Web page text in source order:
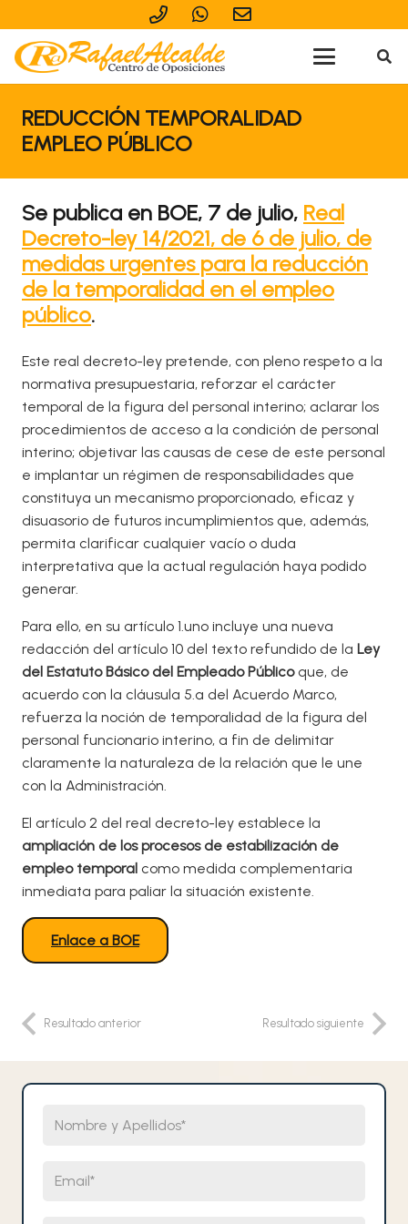
REDUCCIÓN TEMPORALIDAD
EMPLEO PÚBLICO
Se publica en BOE, 7 de julio, Real
Decreto-ley 14/2021, de 6 de julio, de
medidas urgentes para la reducción
de la temporalidad en el empleo
público.
Este real decreto-ley pretende, con pleno respeto a la
normativa presupuestaria, reforzar el carácter
temporal de la figura del personal interino; aclarar los
procedimientos de acceso a la condición de personal
interino; objetivar las causas de cese de este personal
e implantar un régimen de responsabilidades que
constituya un mecanismo proporcionado, eficaz y
disuasorio de futuros incumplimientos que, además,
permita clarificar cualquier vacío o duda
interpretativa que la actual regulación haya podido
generar.
Para ello, en su artículo 1.uno incluye una nueva
redacción del artículo 10 del texto refundido de la Ley
del Estatuto Básico del Empleado Públicoque, de
acuerdo con la cláusula 5.ª del Acuerdo Marco,
refuerza la noción de temporalidad de la figura del
personal funcionario interino, a fin de delimitar
claramente la naturaleza de la relación que le une
con la Administración.
El artículo 2 del real decreto-ley establece la
ampliación de los procesos de estabilización de
empleo temporal como medida complementaria
inmediata para paliar la situación existente.
Enlace a BOE
Resultado anterior Resultado siguiente